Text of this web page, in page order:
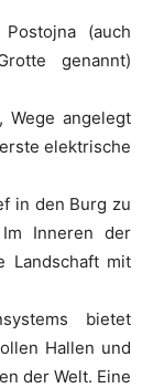
(auch
genannt)
Wege angelegt
elektrische
in den Burg zu
Inneren der
Landschaft mit
bietet
Hallen und
der Welt. Eine